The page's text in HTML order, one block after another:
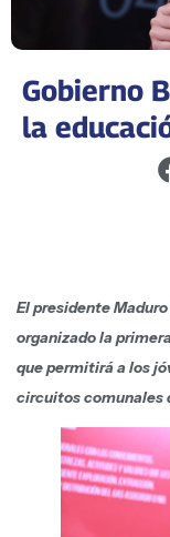
Gobierno
la
El presidente
organizado la
que permitirá a los
circuitos comunales